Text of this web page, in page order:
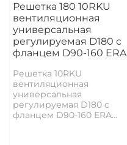
Решетка 180 10RKU
вентиляционная
универсальная
регулируемая D180 с
фланцем D90-160 ERA
Решетка 10RKU
вентиляционная
универсальная
регулируемая D180 с
фланцем D90-160 ERA...